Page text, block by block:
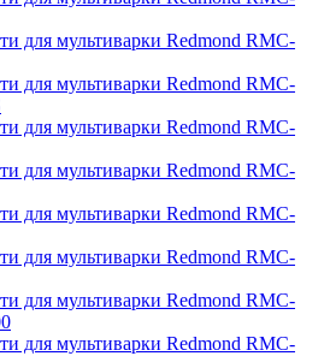
для мультиварки Redmond RMC-
для мультиварки Redmond RMC-
для мультиварки Redmond RMC-
для мультиварки Redmond RMC-
для мультиварки Redmond RMC-
для мультиварки Redmond RMC-
для мультиварки Redmond RMC-
для мультиварки Redmond RMC-